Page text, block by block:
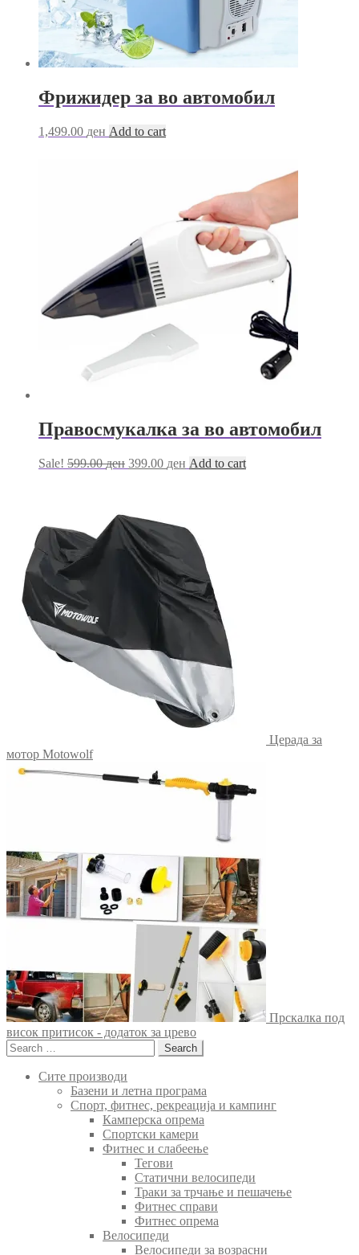
Фрижидер за во автомобил
1,499.00 ден Add to cart
Правосмукалка за во автомобил
Sale! 599.00ден Original
399.00 ден Current
Add to cart
Церада за
мотор Motowolf
Прскалка под
висок притисок - додаток за црево
Search
for:
Сите производи
Базени и летна програма
Спорт, фитнес, рекреација и кампинг
Камперска опрема
Спортски камери
Фитнес и слабеење
Тегови
Статични велосипеди
Траки за трчање и пешачење
Фитнес справи
Фитнес опрема
Велосипеди
Велосипеди за возрасни